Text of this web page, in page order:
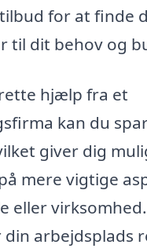
for at finde
til dit behov og
hjælp fra et
kan du
giver dig
mere vigtige
eller
din arbejdsplads